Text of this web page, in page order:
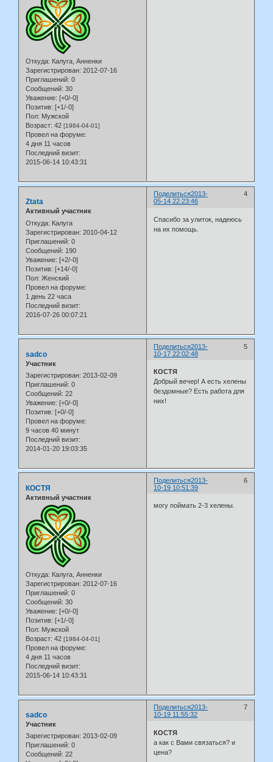
Откуда: Калуга, Анненки
Зарегистрирован: 2012-07-16
Приглашений: 0
Сообщений: 30
Уважение: [+0/-0]
Позитив: [+1/-0]
Пол: Мужской
Возраст: 42 [1984-04-01]
Провел на форуме:
4 дня 11 часов
Последний визит:
2015-06-14 10:43:31
Поделиться 4
2013-
05-14 22:23:46
Ztata
Активный участник
Откуда: Калуга
Зарегистрирован: 2010-04-12
Приглашений: 0
Сообщений: 190
Уважение: [+2/-0]
Позитив: [+14/-0]
Пол: Женский
Провел на форуме:
1 день 22 часа
Последний визит:
2016-07-26 00:07:21
Спасибо за улиток, надеюсь
на их помощь.
Поделиться 5
2013-
10-17 22:02:48
sadco
Участник
Зарегистрирован: 2013-02-09
Приглашений: 0
Сообщений: 22
Уважение: [+0/-0]
Позитив: [+0/-0]
Провел на форуме:
9 часов 40 минут
Последний визит:
2014-01-20 19:03:35
КОСТЯ
Добрый вечер! А есть хелены
бездомные? Есть работа для
них!
Поделиться 6
2013-
10-19 10:51:39
КОСТЯ
Активный участник
Откуда: Калуга, Анненки
Зарегистрирован: 2012-07-16
Приглашений: 0
Сообщений: 30
Уважение: [+0/-0]
Позитив: [+1/-0]
Пол: Мужской
Возраст: 42 [1984-04-01]
Провел на форуме:
4 дня 11 часов
Последний визит:
2015-06-14 10:43:31
могу поймать 2-3 хелены.
Поделиться 7
2013-
10-19 11:55:32
sadco
Участник
Зарегистрирован: 2013-02-09
Приглашений: 0
Сообщений: 22
КОСТЯ
а как с Вами связаться? и
цена?